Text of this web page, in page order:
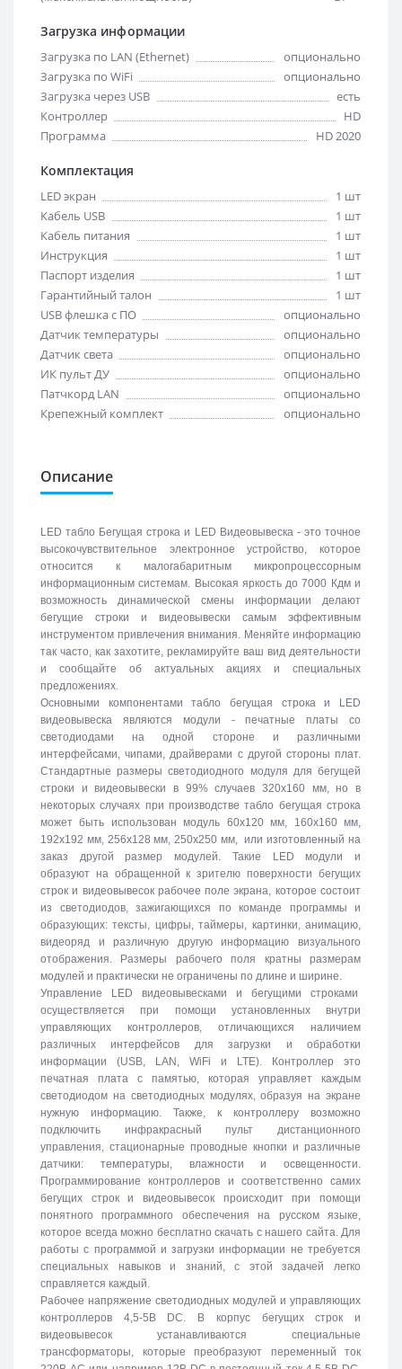
Загрузка информации
Загрузка по LAN (Ethernet)
опционально
Загрузка по WiFi
опционально
Загрузка через USB
есть
Контроллер
HD
Программа
HD 2020
Комплектация
LED экран
1 шт
Кабель USB
1 шт
Кабель питания
1 шт
Инструкция
1 шт
Паспорт изделия
1 шт
Гарантийный талон
1 шт
USB флешка с ПО
опционально
Датчик температуры
опционально
Датчик света
опционально
ИК пульт ДУ
опционально
Патчкорд LAN
опционально
Крепежный комплект
опционально
Описание
LED табло Бегущая строка и LED Видеовывеска - это точное
высокочувствительное электронное устройство, которое
относится к малогабаритным микропроцессорным
информационным системам. Высокая яркость до 7000 Кдм и
возможность динамической смены информации делают
бегущие строки и видеовывески самым эффективным
инструментом привлечения внимания. Меняйте информацию
так часто, как захотите, рекламируйте ваш вид деятельности
и сообщайте об актуальных акциях и специальных
предложениях.
Основными компонентами табло бегущая строка и LED
видеовывеска являются модули - печатные платы со
светодиодами на одной стороне и различными
интерфейсами, чипами, драйверами с другой стороны плат.
Стандартные размеры светодиодного модуля для бегущей
строки и видеовывески в 99% случаев 320х160 мм, но в
некоторых случаях при производстве табло бегущая строка
может быть использован модуль 60х120 мм, 160х160 мм,
192х192 мм, 256х128 мм, 250х250 мм, или изготовленный на
заказ другой размер модулей. Такие LED модули и
образуют на обращенной к зрителю поверхности бегущих
строк и видеовывесок рабочее поле экрана, которое состоит
из светодиодов, зажигающихся по команде программы и
образующих: тексты, цифры, таймеры, картинки, анимацию,
видеоряд и различную другую информацию визуального
отображения. Размеры рабочего поля кратны размерам
модулей и практически не ограничены по длине и ширине.
Управление LED видеовывесками и бегущими строками
осуществляется при помощи установленных внутри
управляющих контроллеров, отличающихся наличием
различных интерфейсов для загрузки и обработки
информации (USB, LAN, WiFi и LTE). Контроллер это
печатная плата с памятью, которая управляет каждым
светодиодом на светодиодных модулях, образуя на экране
нужную информацию. Также, к контроллеру возможно
подключить инфракрасный пульт дистанционного
управления, стационарные проводные кнопки и различные
датчики: температуры, влажности и освещенности.
Программирование контроллеров и соответственно самих
бегущих строк и видеовывесок происходит при помощи
понятного программного обеспечения на русском языке,
которое всегда можно бесплатно скачать с нашего сайта. Для
работы с программой и загрузки информации не требуется
специальных навыков и знаний, с этой задачей легко
справляется каждый.
Рабочее напряжение светодиодных модулей и управляющих
контроллеров 4,5-5В DC. В корпус бегущих строк и
видеовывесок устанавливаются специальные
трансформаторы, которые преобразуют переменный ток